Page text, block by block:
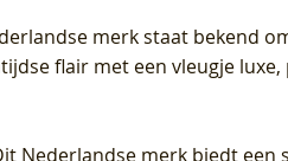
merk staat bekend
flair met een vleugje
Nederlandse merk biedt